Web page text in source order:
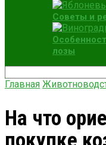
Советы и
лозы
Главная
На что